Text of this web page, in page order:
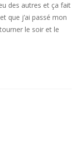
des autres et ça fait
que j’ai passé mon
le soir et le